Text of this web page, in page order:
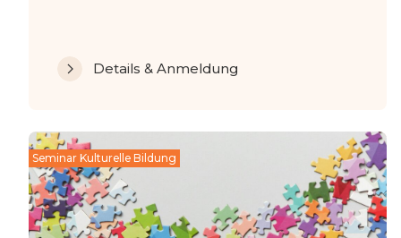
Details & Anmeldung
Seminar Kulturelle Bildung